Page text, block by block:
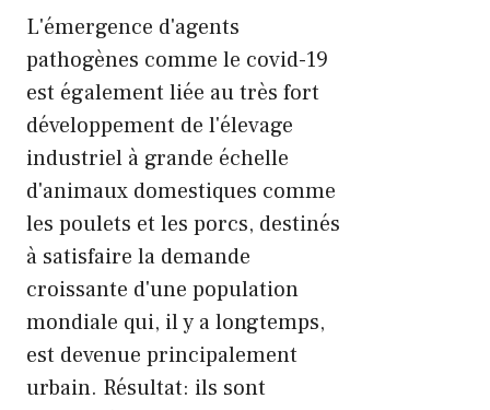
L'émergence d'agents
pathogènes comme le covid-19
est également liée au très fort
développement de l'élevage
industriel à grande échelle
d'animaux domestiques comme
les poulets et les porcs, destinés
à satisfaire la demande
croissante d'une population
mondiale qui, il y a longtemps,
est devenue principalement
urbain. Résultat: ils sont